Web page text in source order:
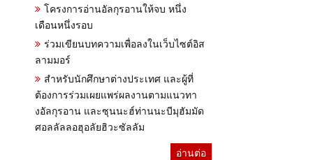
โครงการอ่านอัลกุรอานให้จบ หนึ่ง
เดือนหนึ่งรอบ
ร่วมเขียนบทความเพื่อลงในเว็บไซต์อิส
ลามมอร์
สำหรับนักศึกษาต่างประเทศ และผู้ที่
ต้องการร่วมเผยแพร่ผลงานตามแนวทา
งอัลกุรอาน และซุนนะฮ์ท่านนะบีมุฮัมมัด
ศอลลัลลอฮุอลัยฮิวะซัลลัม
อ่านต่อ